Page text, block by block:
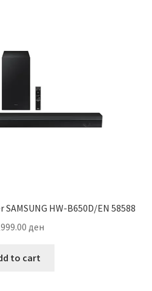
HW-B650D/EN 58588
ден
to cart